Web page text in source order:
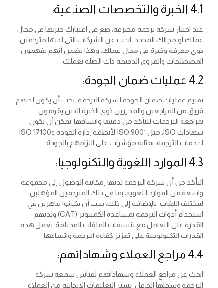
4.1 الخبرة والتخصصات الصناعية:
عند اختيار شركة ترجمة محترفة، ضع في اعتبارك خبرتها في مجال
عملك أو مجالك المحدد. ابحث عن الشركات التي لديها مترجمين
ذوي معرفة وخبرة في مجال عملك. وهذا يضمن أنهم يفهمون
المصطلحات والفروق الدقيقة ذات الصلة بعملك.
4.2 عمليات ضمان الجودة:
تقييم عمليات ضمان الجودة لشركة الترجمة. يجب أن يكون لديهم
فريق من المراجعين والمحررين ذوي الخبرة الذين يقومون
بمراجعة الترجمات للتأكد من دقتها واتساقها. يمكن أن تكون
شهادات ISO، مثل ISO 9001 لأنظمة إدارة الجودة وISO 17100
لخدمات الترجمة، بمثابة مؤشرات على التزامهم بالجودة.
4.3 الموارد اللغوية والتكنولوجيا:
التأكد من أن شركة الترجمة لديها إمكانية الوصول إلى مجموعة
واسعة من الموارد اللغوية، بما في ذلك المترجمين المؤهلين
لمختلف اللغات. بالإضافة إلى ذلك، يجب أن يكونوا ماهرين في
استخدام أدوات الترجمة بمساعدة الكمبيوتر (CAT) ولديهم
القدرة على التعامل مع تنسيقات الملفات المختلفة. تعمل هذه
القدرات التكنولوجية على تعزيز كفاءة الترجمة واتساقها.
4.4 مراجع العملاء وشهاداتهم:
ابحث عن مراجع العملاء وشهاداتهم لقياس سمعة شركة
الترجمة وسجلها الحافل. تشير التعليقات الإيجابية من العملاء